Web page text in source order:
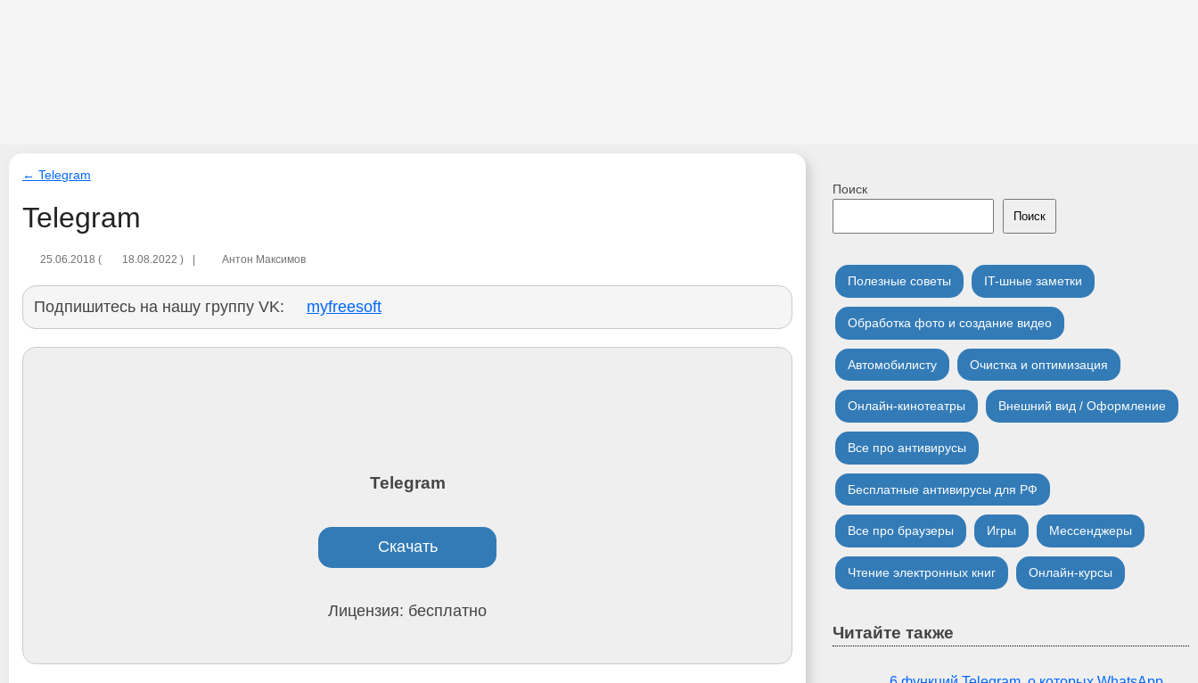
← Telegram
Telegram
25.06.2018 ( 18.08.2022 ) Антон Максимов
Подпишитесь на нашу группу VK: myfreesoft
Telegram
Скачать
Лицензия: бесплатно
Поиск
Поиск
Полезные советы IT-шные заметки
Обработка фото и создание видео
Автомобилисту Очистка и оптимизация
Онлайн-кинотеатры Внешний вид / Оформление
Все про антивирусы
Бесплатные антивирусы для РФ
Все про браузеры Игры Мессенджеры
Чтение электронных книг Онлайн-курсы
Читайте также